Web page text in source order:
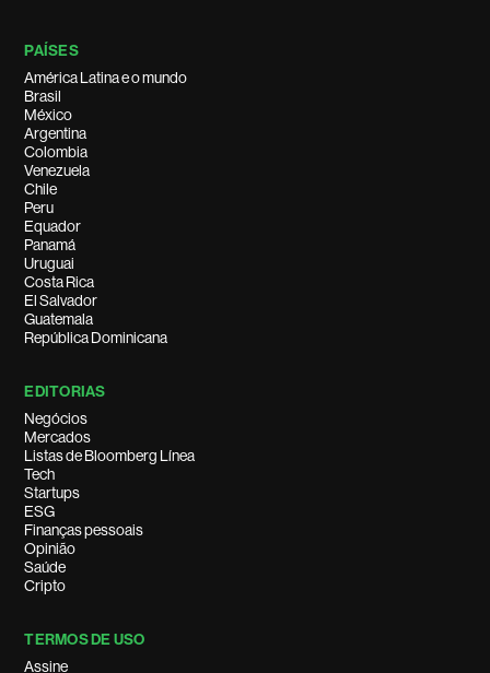
PAÍSES
América Latina e o mundo
Brasil
México
Argentina
Colombia
Venezuela
Chile
Peru
Equador
Panamá
Uruguai
Costa Rica
El Salvador
Guatemala
República Dominicana
EDITORIAS
Negócios
Mercados
Listas de Bloomberg Línea
Tech
Startups
ESG
Finanças pessoais
Opinião
Saúde
Cripto
TERMOS DE USO
Assine